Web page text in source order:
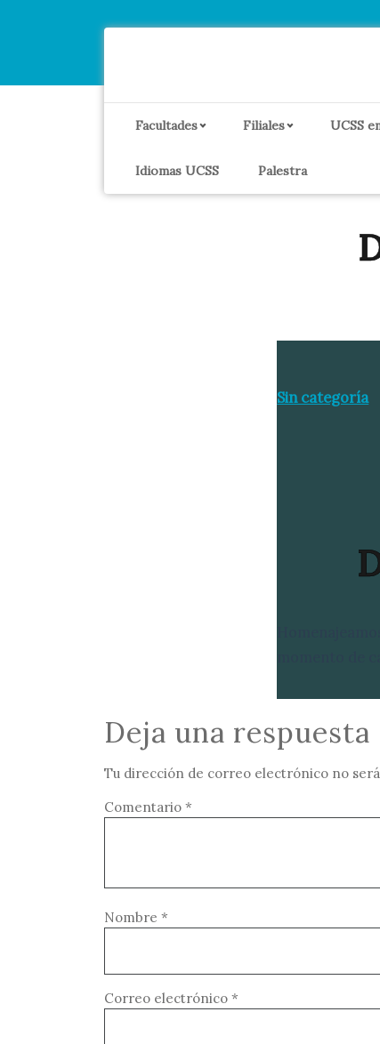
Facultades Filiales UCSS
Idiomas UCSS Palestra
Sin categoría
momento de
Deja una respuesta
Tu dirección de correo electrónico no será
Comentario *
Nombre *
Correo electrónico *